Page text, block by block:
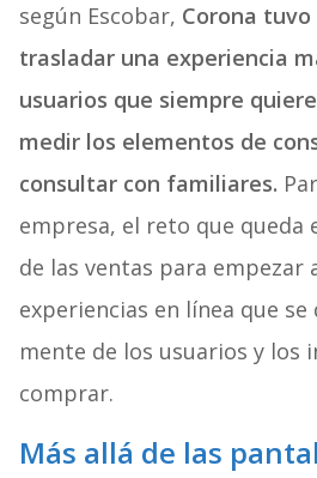
según Escobar, Corona
trasladar una experiencia
usuarios que siempre
medir los elementos de
consultar con familiares.
empresa, el reto que queda
de las ventas para empezar
experiencias en línea que se
mente de los usuarios y los
comprar.
Más allá de las